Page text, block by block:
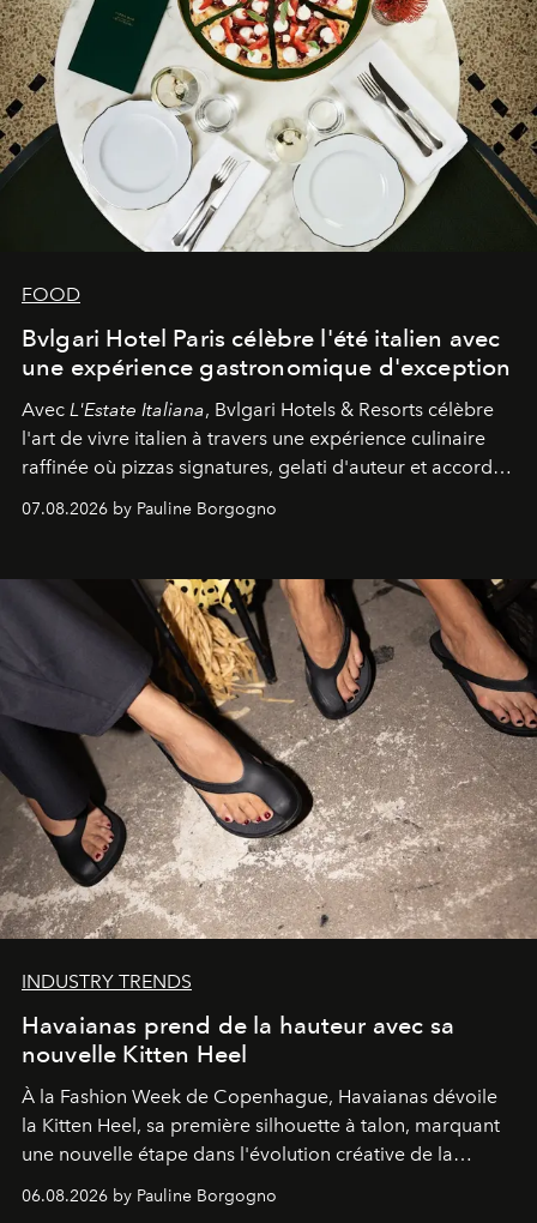
FOOD
Bvlgari Hotel Paris célèbre l'été italien avec
une expérience gastronomique d'exception
Avec L'Estate Italiana, Bvlgari Hotels & Resorts célèbre
l'art de vivre italien à travers une expérience culinaire
raffinée où pizzas signatures, gelati d'auteur et accords
d'exception composent un véritable voyage sensoriel.
07.08.2026 by Pauline Borgogno
INDUSTRY TRENDS
Havaianas prend de la hauteur avec sa
nouvelle Kitten Heel
À la Fashion Week de Copenhague, Havaianas dévoile
la Kitten Heel, sa première silhouette à talon, marquant
une nouvelle étape dans l'évolution créative de la
06.08.2026 by Pauline Borgogno